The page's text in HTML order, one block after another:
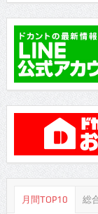
月間TOP10 総